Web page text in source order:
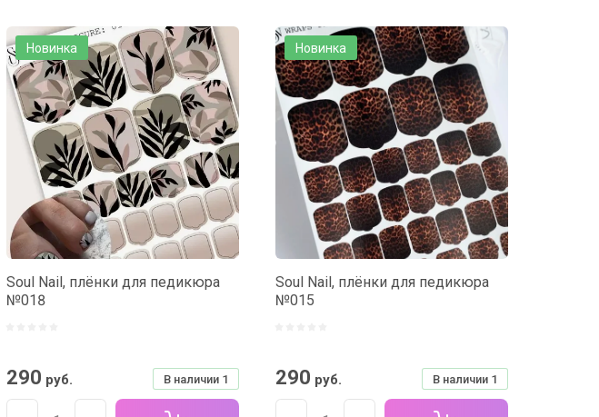
Новинка
Soul Nail, плёнки для педикюра
№018
В наличии 1
290 руб.
Новинка
Soul Nail, плёнки для педикюра
№015
В наличии 1
290 руб.